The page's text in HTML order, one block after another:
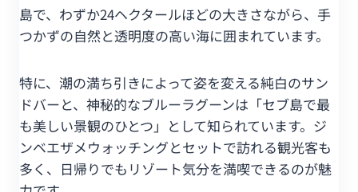
島で、わずか24ヘクタールほどの大きさながら、手
つかずの自然と透明度の高い海に囲まれています。
特に、潮の満ち引きによって姿を変える純白のサン
ドバーと、神秘的なブルーラグーンは「セブ島で最
も美しい景観のひとつ」として知られています。ジ
ンベエザメウォッチングとセットで訪れる観光客も
多く、日帰りでもリゾート気分を満喫できるのが魅